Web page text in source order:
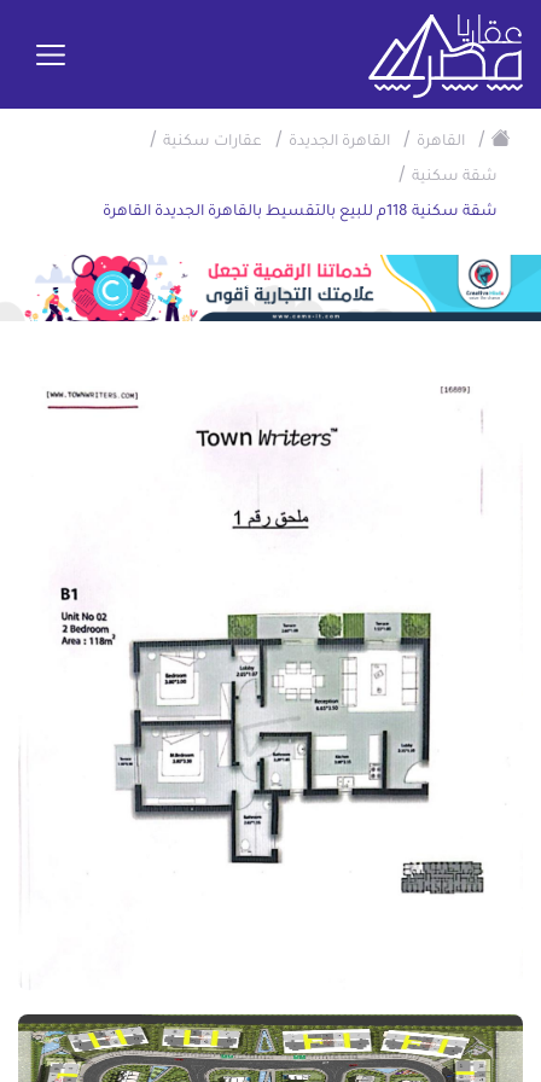
/ القاهرة / القاهرة الجديدة / عقارات سكنية /
شقة سكنية /
شقة سكنية 118م للبيع بالتقسيط بالقاهرة الجديدة القاهرة